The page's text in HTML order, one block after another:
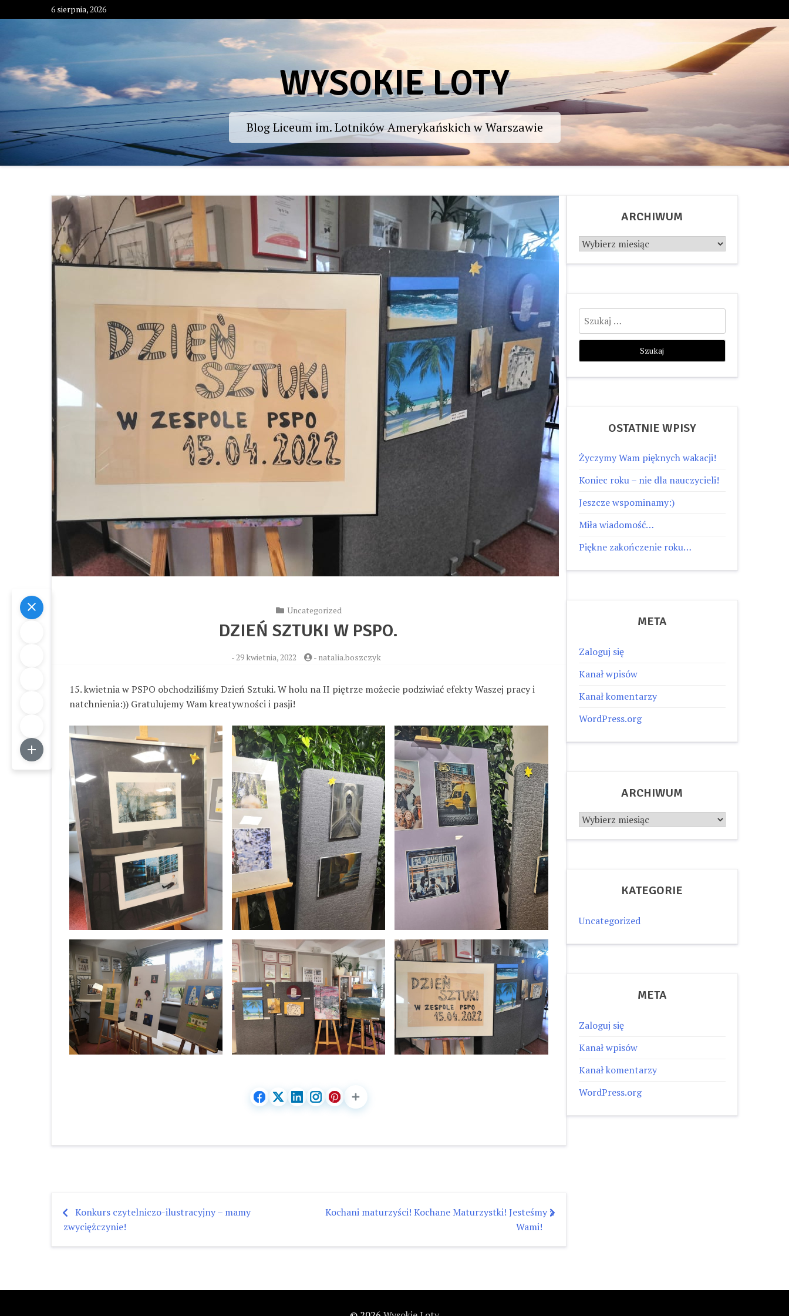
to
6 sierpnia, 2026
WYSOKIE LOTY
Blog Liceum im. Lotników Amerykańskich w Warszawie
Uncategorized
DZIEŃ SZTUKI W PSPO.
-29 kwietnia, 2022 - natalia.boszczyk
15. kwietnia w PSPO obchodziliśmy Dzień Sztuki. W holu na II piętrze możecie podziwiać efekty Waszej pracy i
natchnienia:)) Gratulujemy Wam kreatywności i pasji!
Nawigacja
wpisu
Konkurs czytelniczo-ilustracyjny – mamy
zwyciężczynie!
Kochani maturzyści! Kochane Maturzystki! Jesteśmy z
Wami!
ARCHIWUM
Archiwum
Szukaj:
OSTATNIE WPISY
Życzymy Wam pięknych wakacji!
Koniec roku – nie dla nauczycieli!
Jeszcze wspominamy:)
Miła wiadomość…
Piękne zakończenie roku…
META
Zaloguj się
Kanał wpisów
Kanał komentarzy
WordPress.org
ARCHIWUM
Archiwum
KATEGORIE
Uncategorized
META
Zaloguj się
Kanał wpisów
Kanał komentarzy
WordPress.org